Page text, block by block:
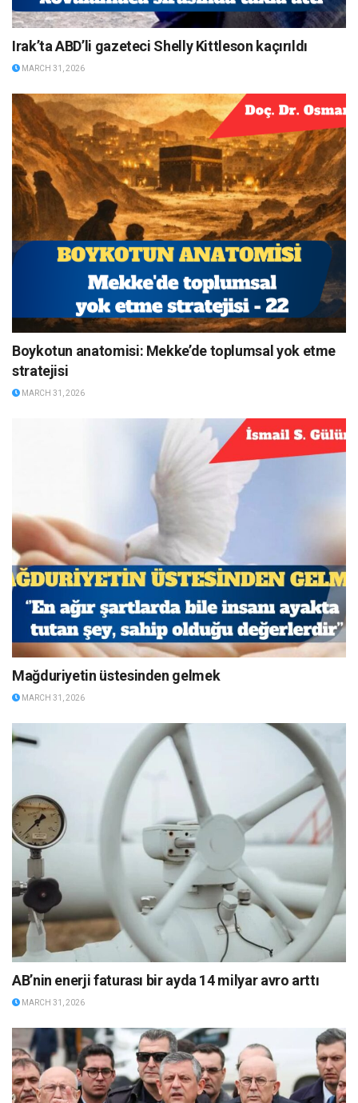
Irak’ta ABD’li gazeteci Shelly Kittleson kaçırıldı
MARCH 31, 2026
Boykotun anatomisi: Mekke’de toplumsal yok etme
stratejisi
MARCH 31, 2026
Mağduriyetin üstesinden gelmek
MARCH 31, 2026
AB’nin enerji faturası bir ayda 14 milyar avro arttı
MARCH 31, 2026